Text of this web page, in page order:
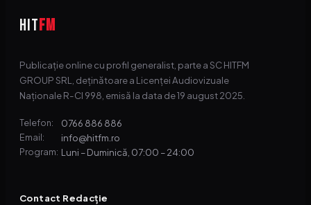
HITFM
Publicație online cu profil generalist, parte a SC HITFM
GROUP SRL, deținătoare a Licenței Audiovizuale
Naționale R-CI 998, emisă la data de 19 august 2025.
Telefon: 0766 886 886
Email: info@hitfm.ro
Program: Luni – Duminică, 07:00 – 24:00
Contact Redacție